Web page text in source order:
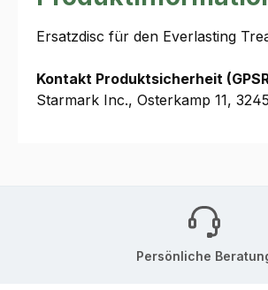
Ersatzdisc für den Everlasting
Kontakt Produktsicherheit
Starmark Inc., Osterkamp 11,
Persönliche